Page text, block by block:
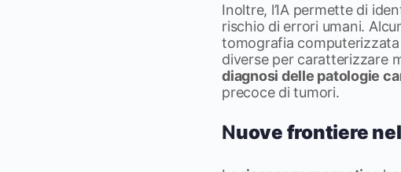
Inoltre, l’IA permette di
rischio di errori umani.
tomografia
diverse per caratterizzare
diagnosi delle patologie
precoce di tumori.
Nuove frontiere